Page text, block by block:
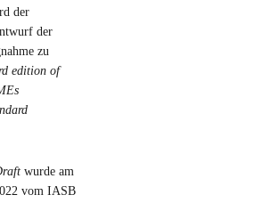
der
der
zu
edition of
wurde am
vom IASB